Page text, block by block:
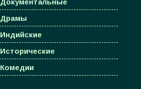
Документальные
Драмы
Индийские
Исторические
Комедии